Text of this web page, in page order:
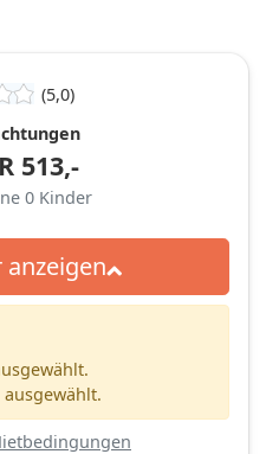
(5,0)
513,-
0 Kinder
anzeigen